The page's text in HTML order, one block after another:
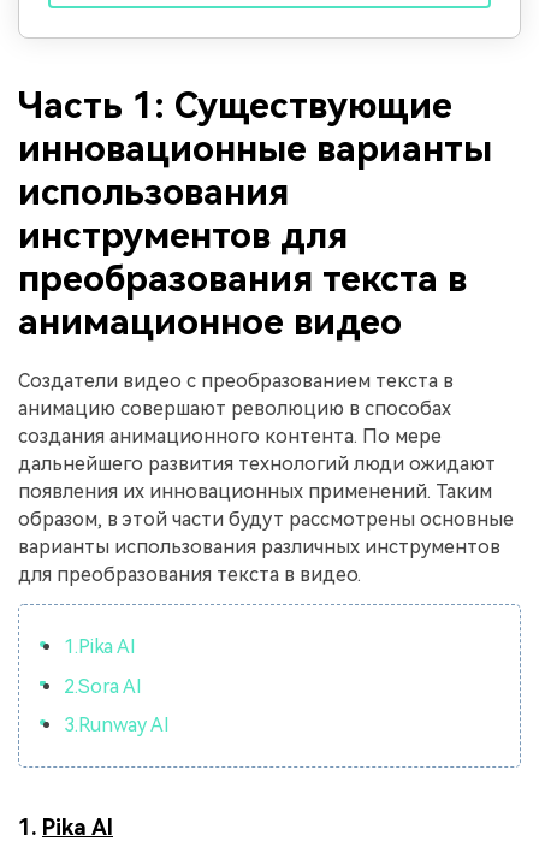
Часть 1: Существующие
инновационные варианты
использования
инструментов для
преобразования текста в
анимационное видео
Создатели видео с преобразованием текста в
анимацию совершают революцию в способах
создания анимационного контента. По мере
дальнейшего развития технологий люди ожидают
появления их инновационных применений. Таким
образом, в этой части будут рассмотрены основные
варианты использования различных инструментов
для преобразования текста в видео.
1.Pika AI
2.Sora AI
3.Runway AI
1. Pika AI